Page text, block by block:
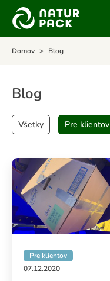
Domov Blog
Blog
Všetky Pre klientov
Pre klientov
07.12.2020